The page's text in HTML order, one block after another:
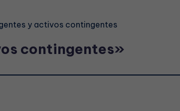
y activos contingentes
contingentes»